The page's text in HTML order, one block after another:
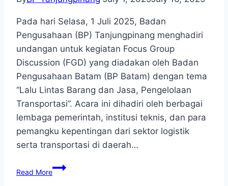
Pada hari Selasa, 1 Juli 2025, Badan
Pengusahaan (BP) Tanjungpinang menghadiri
undangan untuk kegiatan Focus Group
Discussion (FGD) yang diadakan oleh Badan
Pengusahaan Batam (BP Batam) dengan tema
“Lalu Lintas Barang dan Jasa, Pengelolaan
Transportasi”. Acara ini dihadiri oleh berbagai
lembaga pemerintah, institusi teknis, dan para
pemangku kepentingan dari sektor logistik
serta transportasi di daerah…
Read More
BP
Tanjungpinang